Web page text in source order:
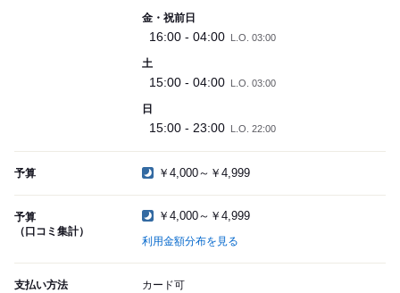
金・祝前日
16:00 - 04:00 L.O. 03:00
土
15:00 - 04:00 L.O. 03:00
日
15:00 - 23:00 L.O. 22:00
予算 ￥4,000～￥4,999
予算
（口コミ集計）
￥4,000～￥4,999
利用金額分布を見る
支払い方法
カード可